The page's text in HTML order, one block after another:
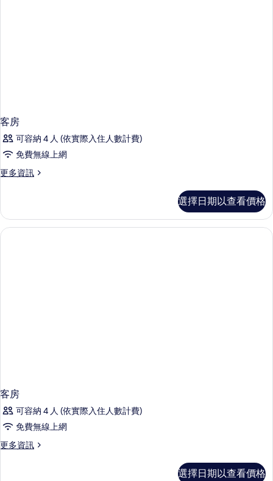
客房
可容納 4 人 (依實際入住人數計費)
免費無線上網
更多資訊
更
的
詳
情
選擇日期以查看價格
客房
可容納 4 人 (依實際入住人數計費)
免費無線上網
更多資訊
更
選擇日期以查看價格